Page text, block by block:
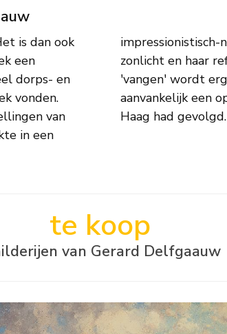
is dan ook
een
dorps- en
vonden.
van
hij het
te
zelf nadat
in Den
Haag had gevolgd.
te koop
van Gerard Delfgaauw